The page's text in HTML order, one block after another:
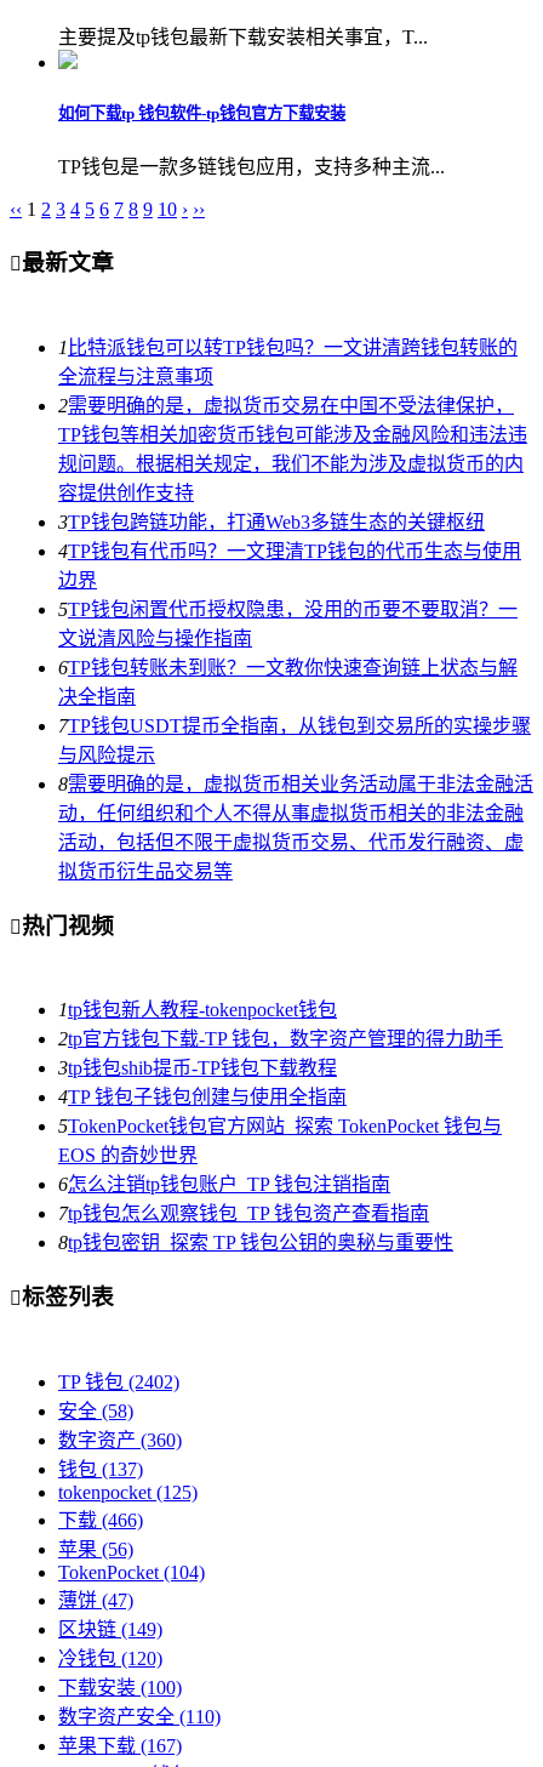
主要提及tp钱包最新下载安装相关事宜，T...
如何下载tp 钱包软件-tp钱包官方下载安装
TP钱包是一款多链钱包应用，支持多种主流...
‹‹ 1 2 3 4 5 6 7 8 9 10 › ››
最新文章
1 比特派钱包可以转TP钱包吗？一文讲清跨钱包转账的
全流程与注意事项
2需要明确的是，虚拟货币交易在中国不受法律保护，
TP钱包等相关加密货币钱包可能涉及金融风险和违法违
规问题。根据相关规定，我们不能为涉及虚拟货币的内
容提供创作支持
3TP钱包跨链功能，打通Web3多链生态的关键枢纽
4TP钱包有代币吗？一文理清TP钱包的代币生态与使用
边界
5TP钱包闲置代币授权隐患，没用的币要不要取消？一
文说清风险与操作指南
6TP钱包转账未到账？一文教你快速查询链上状态与解
决全指南
7TP钱包USDT提币全指南，从钱包到交易所的实操步骤
与风险提示
8需要明确的是，虚拟货币相关业务活动属于非法金融活
动，任何组织和个人不得从事虚拟货币相关的非法金融
活动，包括但不限于虚拟货币交易、代币发行融资、虚
拟货币衍生品交易等
热门视频
1tp钱包新人教程-tokenpocket钱包
2tp官方钱包下载-TP 钱包，数字资产管理的得力助手
3tp钱包shib提币-TP钱包下载教程
4TP 钱包子钱包创建与使用全指南
5TokenPocket钱包官方网站_探索 TokenPocket 钱包与
EOS 的奇妙世界
6怎么注销tp钱包账户_TP 钱包注销指南
7tp钱包怎么观察钱包_TP 钱包资产查看指南
8tp钱包密钥_探索 TP 钱包公钥的奥秘与重要性
标签列表
TP 钱包 (2402)
安全 (58)
数字资产 (360)
钱包 (137)
tokenpocket (125)
下载 (466)
苹果 (56)
TokenPocket (104)
薄饼 (47)
区块链 (149)
冷钱包 (120)
下载安装 (100)
数字资产安全 (110)
苹果下载 (167)